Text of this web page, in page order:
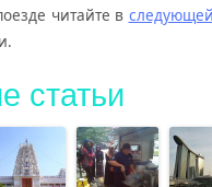
читайте в
статьи